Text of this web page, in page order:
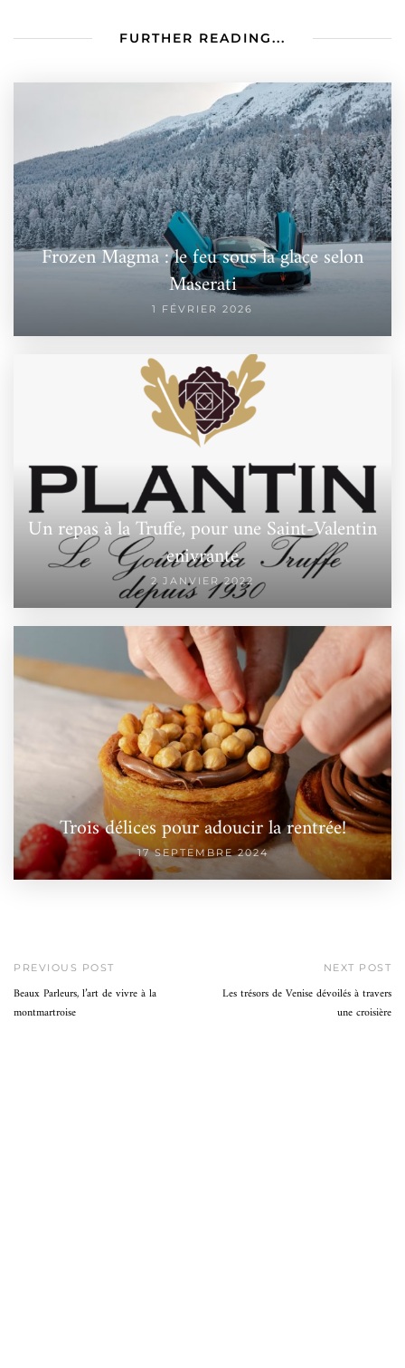
FURTHER READING...
Frozen Magma : le feu sous la glace selon
Maserati
1 FÉVRIER 2026
Un repas à la Truffe, pour une Saint-Valentin
enivrante
2 JANVIER 2022
Trois délices pour adoucir la rentrée!
17 SEPTEMBRE 2024
PREVIOUS POST
Beaux Parleurs, l’art de vivre à la
montmartroise
NEXT POST
Les trésors de Venise dévoilés à travers
une croisière